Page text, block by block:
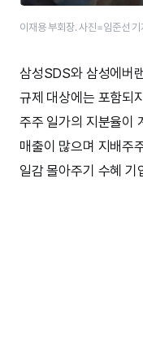
이재용 부회장. 사진=임준선 기
삼성SDS와 삼성에버
규제 대상에는 포함되
주주 일가의 지분율이
매출이 많으며 지배주
일감 몰아주기 수혜 기